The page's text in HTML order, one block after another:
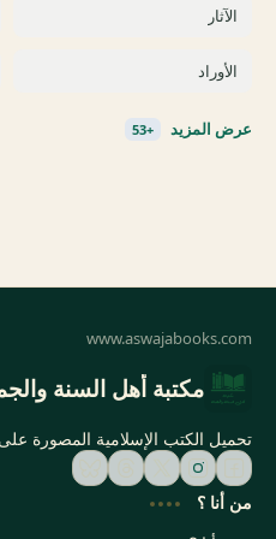
مكتبة أهل السنة
تحميل الكتب الإسلامية المصورة
من أنا ؟